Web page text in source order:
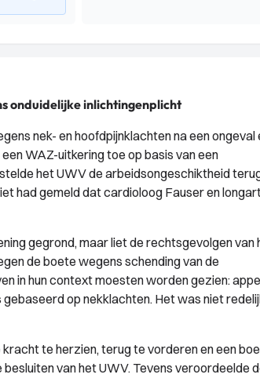
onduidelijke inlichtingenplicht
nek- en hoofdpijnklachten na een ongeval
WAZ-uitkering toe op basis van een
het UWV de arbeidsongeschiktheid
had gemeld dat cardioloog Fauser en
gegrond, maar liet de rechtsgevolgen van
de boete wegens schending van de
in hun context moesten worden gezien:
op nekklachten. Het was niet
te herzien, terug te vorderen en een
van het UWV. Tevens veroordeelde